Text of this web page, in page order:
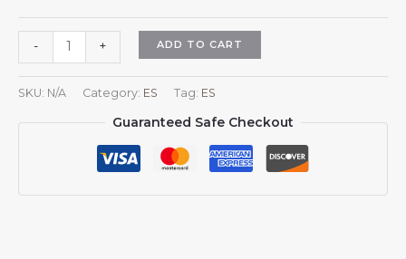
-
de
béisbol
vaquera
con
+ ADD TO CART
SKU: N/A Category: ES Tag: ES
Guaranteed Safe Checkout